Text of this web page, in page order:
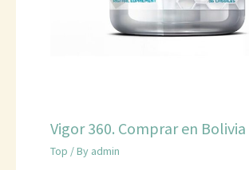
Vigor 360. Comprar en Bolivia
Top / By admin